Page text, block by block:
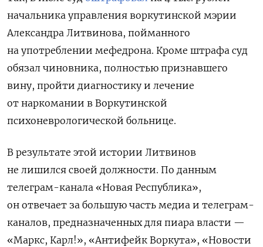
начальника управления воркутинской мэрии
Александра Литвинова, пойманного
на употреблении мефедрона. Кроме штрафа суд
обязал чиновника, полностью признавшего
вину, пройти диагностику и лечение
от наркомании в Воркутинской
психоневрологической больнице.
В результате этой истории Литвинов
не лишился своей должности. По данным
телеграм-канала «Новая Республика»,
он отвечает за большую часть медиа и телеграм-
каналов, предназначенных для пиара власти —
«Маркс, Карл!», «Антифейк Воркута», «Новости